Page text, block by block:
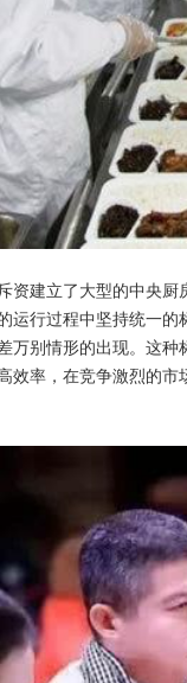
资建立了大型的中央
运行过程中坚持统一
万别情形的出现。这
率，在竞争激烈的市